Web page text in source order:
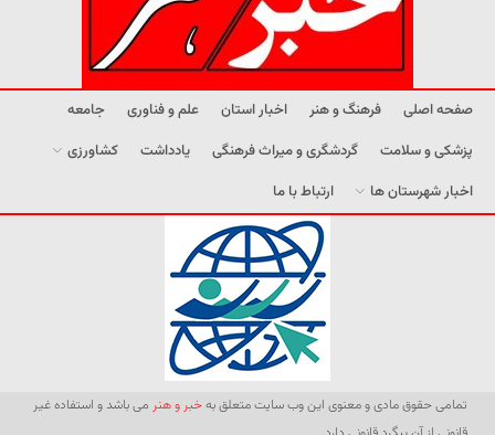
صفحه اصلی فرهنگ و هنر اخبار استان علم و فناوری
جامعه
پزشکی و سلامت
گردشگری و میراث فرهنگی یادداشت
کشاورزی
اخبار شهرستان ها
ارتباط با ما
تمامی حقوق مادی و معنوی این وب سایت متعلق بهخبر و هنر می باشد و استفاده غیر